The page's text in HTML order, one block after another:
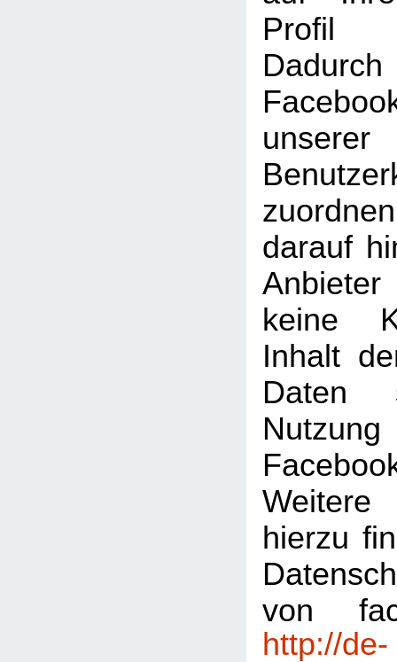
Profil
darauf
keine
Inhalt
Daten
Weitere
hierzu
von
http://de-